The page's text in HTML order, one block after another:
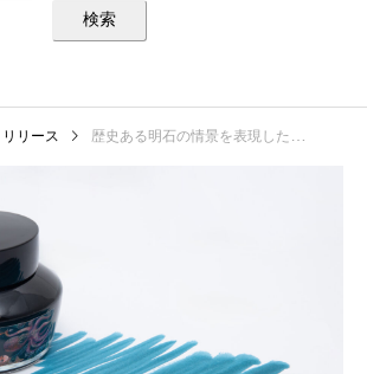
リリース 歴史ある明石の情景を表現したインクKobe INK物語 ［特別色］ ゆほびか－YUHOBIKA BLUE－2024年11月1日発売